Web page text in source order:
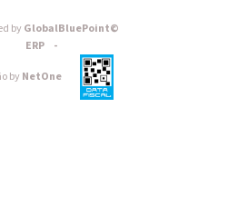
byGlobalBluePoint©
ERP -
byNetOne